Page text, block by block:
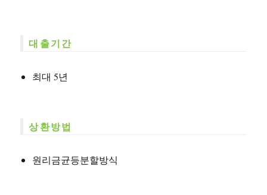
대출기간
최대 5년
상환방법
원리금균등분할방식